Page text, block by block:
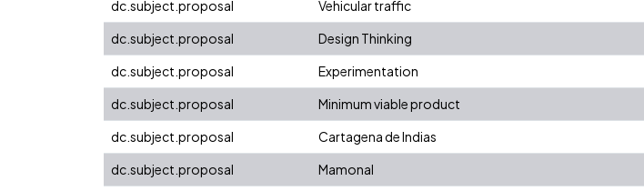
dc.subject.proposal
Vehicular traffic
dc.subject.proposal
Design Thinking
dc.subject.proposal
Experimentation
dc.subject.proposal
Minimum viable product
dc.subject.proposal
Cartagena de Indias
dc.subject.proposal
Mamonal